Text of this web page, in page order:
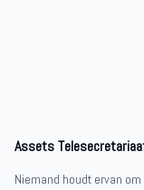
Assets
Niemand houdt ervan